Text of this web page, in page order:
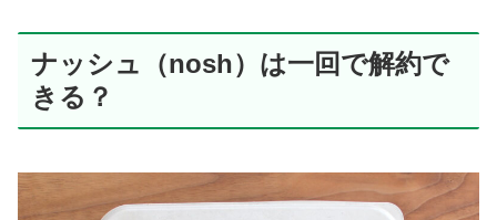
ナッシュ（nosh）は一回で解約で
きる？